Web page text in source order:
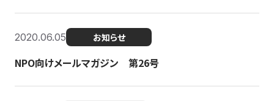
2020.06.05 お知らせ
NPO向けメールマガジン 第26号